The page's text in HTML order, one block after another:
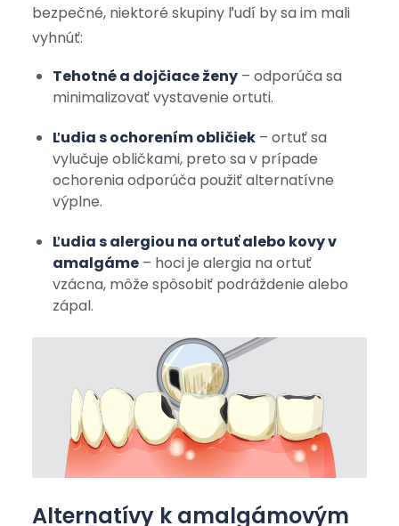
bezpečné, niektoré skupiny ľudí by sa im mali
vyhnúť:
Tehotné a dojčiace ženy– odporúča sa
minimalizovať vystavenie ortuti.
Ľudia s ochorením obličiek– ortuť sa
vylučuje obličkami, preto sa v prípade
ochorenia odporúča použiť alternatívne
výplne.
Ľudia s alergiou na ortuť alebo kovy v
amalgáme– hoci je alergia na ortuť
vzácna, môže spôsobiť podráždenie alebo
zápal.
Alternatívy k amalgámovým